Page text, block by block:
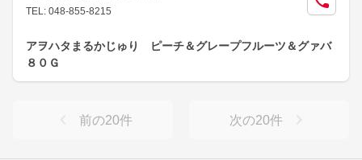
TEL: 048-855-8215
アヲハタまるかじゅり ピーチ＆グレープフルーツ＆グァバ
８０Ｇ
前の20件 次の20件